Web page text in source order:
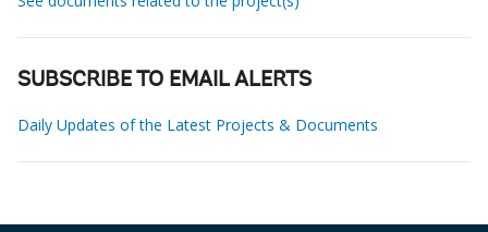
SUBSCRIBE TO EMAIL ALERTS
Daily Updates of the Latest Projects & Documents